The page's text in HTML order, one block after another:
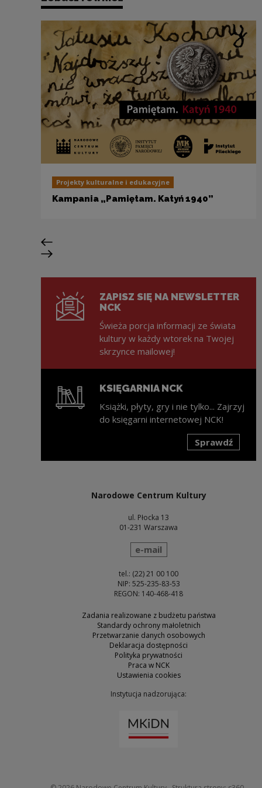
Projekty kulturalne i edukacyjne
Kampania „Pamiętam. Katyń 1940”
Poprzedni slajd
Następny slajd
ZAPISZ SIĘ NA NEWSLETTER
NCK
Świeża porcja informacji ze świata
kultury w każdy wtorek na Twojej
skrzynce mailowej!
KSIĘGARNIA NCK
Książki, płyty, gry i nie tylko... Zajrzyj
do księgarni internetowej NCK!
Sprawdź
Narodowe Centrum Kultury
ul. Płocka 13
01-231 Warszawa
wyślij wiadomość
e-mail
tel.: (22) 21 00 100
NIP: 525-235-83-53
REGON: 140-468-418
Zadania realizowane z budżetu państwa
Standardy ochrony małoletnich
Przetwarzanie danych osobowych
Deklaracja dostępności
Polityka prywatności
Praca w NCK
Ustawienia cookies
Instytucja nadzorująca: